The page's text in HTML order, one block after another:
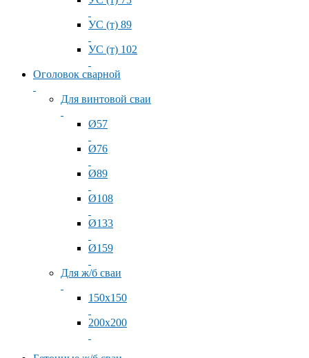
УС (т) 89
УС (т) 102
Оголовок сварной
Для винтовой сваи
Ø57
Ø76
Ø89
Ø108
Ø133
Ø159
Для ж/б сваи
150x150
200x200